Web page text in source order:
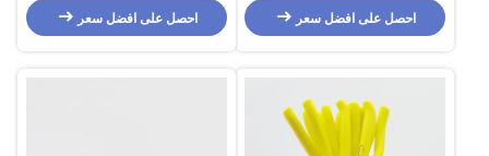
احصل على افضل سعر
احصل على افضل سعر